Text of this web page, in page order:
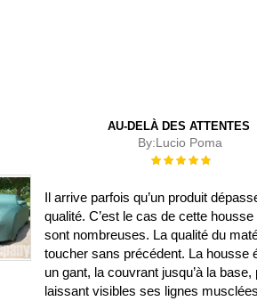
AU-DELÀ DES ATTENTES
By:Lucio Poma
Évaluation :
Il arrive parfois qu’un produit
qualité. C’est le cas de cette
sont nombreuses. La qualité du
toucher sans précédent. La housse
un gant, la couvrant jusqu’à la
laissant visibles ses lignes